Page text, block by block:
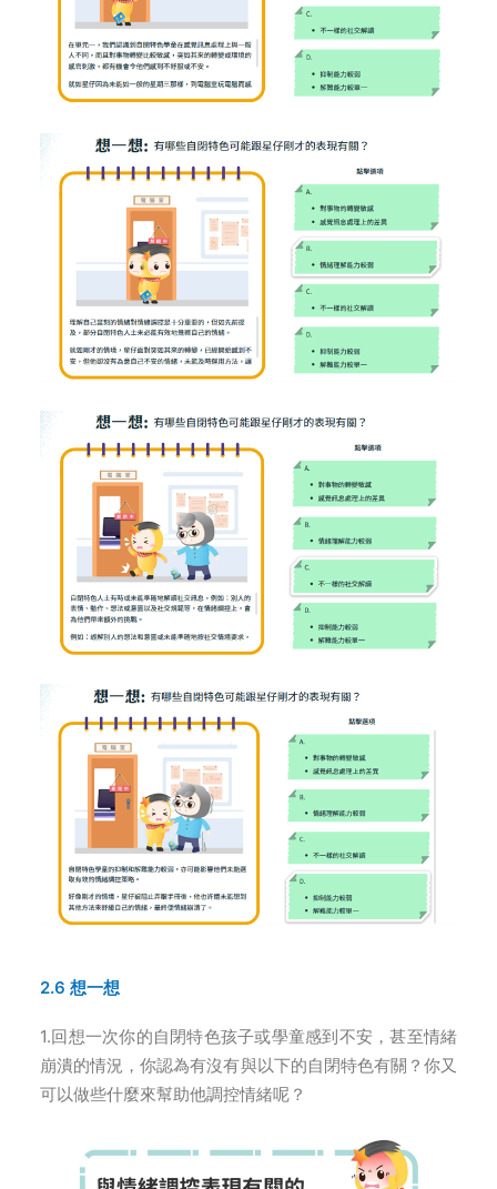
2.6 想一想
1.回想一次你的自閉特色孩子或學童感到不安，甚至情緒
崩潰的情況，你認為有沒有與以下的自閉特色有關？你又
可以做些什麼來幫助他調控情緒呢？